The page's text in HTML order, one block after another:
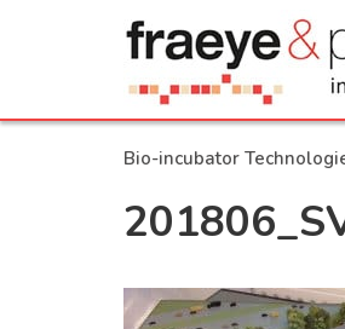
Bio-incubator